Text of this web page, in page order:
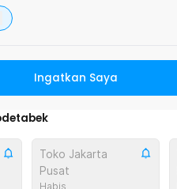
Ingatkan Saya
Toko Jakarta
Pusat
Habis